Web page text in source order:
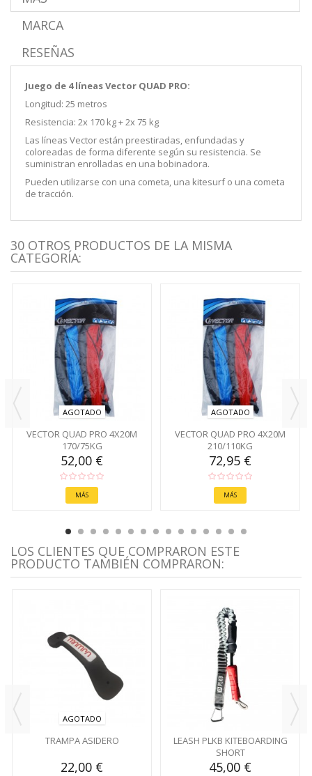
MARCA
RESEÑAS
Juego de 4 líneas Vector QUAD PRO:
Longitud: 25 metros
Resistencia: 2x 170 kg + 2x 75 kg
Las líneas Vector están preestiradas, enfundadas y
coloreadas de forma diferente según su resistencia. Se
suministran enrolladas en una bobinadora.
Pueden utilizarse con una cometa, una kitesurf o una cometa
de tracción.
30 OTROS PRODUCTOS DE LA MISMA
CATEGORÍA:
AGOTADO
VECTOR QUAD PRO 4X20M
170/75KG
52,00 €
MÁS
AGOTADO
VECTOR QUAD PRO 4X20M
210/110KG
72,95 €
MÁS
LOS CLIENTES QUE COMPRARON ESTE
PRODUCTO TAMBIÉN COMPRARON:
AGOTADO
TRAMPA ASIDERO
22,00 €
LEASH PLKB KITEBOARDING
SHORT
45,00 €